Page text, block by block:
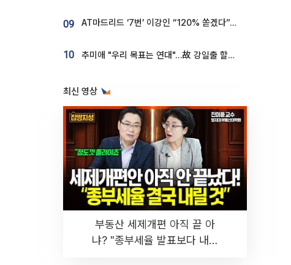
09 AT마드리드 ‘7번’ 이강인 “120% 쏟겠다”⋯시메오네 감독 “필요한 선수”
10 추미애 "우리 목표는 연대"…故 강일출 할머니 흉상 제막
최신 영상
부동산 세제개편 아직 끝 아
냐? "종부세율 발표보다 내릴